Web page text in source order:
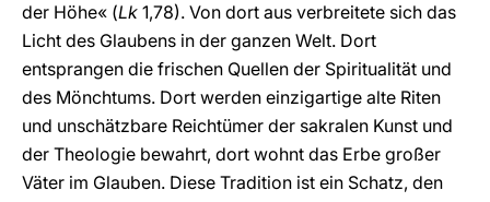
der Höhe« (Lk 1,78). Von dort aus verbreitete sich das
Licht des Glaubens in der ganzen Welt. Dort
entsprangen die frischen Quellen der Spiritualität und
des Mönchtums. Dort werden einzigartige alte Riten
und unschätzbare Reichtümer der sakralen Kunst und
der Theologie bewahrt, dort wohnt das Erbe großer
Väter im Glauben. Diese Tradition ist ein Schatz, den